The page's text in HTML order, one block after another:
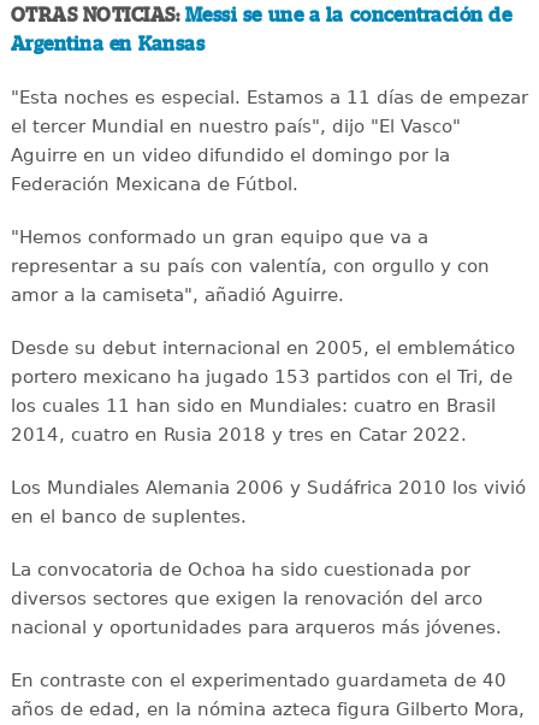
OTRAS NOTICIAS: Messi se une a la concentración de
Argentina en Kansas
"Esta noches es especial. Estamos a 11 días de empezar
el tercer Mundial en nuestro país", dijo "El Vasco"
Aguirre en un video difundido el domingo por la
Federación Mexicana de Fútbol.
"Hemos conformado un gran equipo que va a
representar a su país con valentía, con orgullo y con
amor a la camiseta", añadió Aguirre.
Desde su debut internacional en 2005, el emblemático
portero mexicano ha jugado 153 partidos con el Tri, de
los cuales 11 han sido en Mundiales: cuatro en Brasil
2014, cuatro en Rusia 2018 y tres en Catar 2022.
Los Mundiales Alemania 2006 y Sudáfrica 2010 los vivió
en el banco de suplentes.
La convocatoria de Ochoa ha sido cuestionada por
diversos sectores que exigen la renovación del arco
nacional y oportunidades para arqueros más jóvenes.
En contraste con el experimentado guardameta de 40
años de edad, en la nómina azteca figura Gilberto Mora,